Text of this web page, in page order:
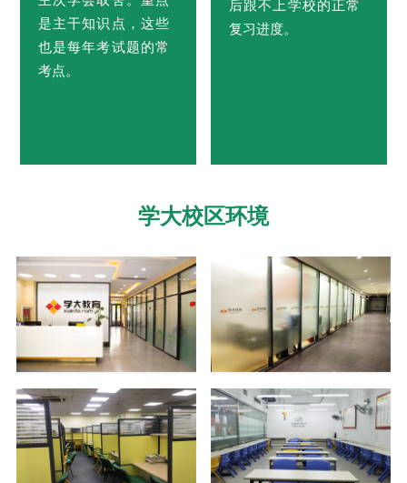
是主干知识点，这些
也是每年考试题的常
考点。
后跟不上学校的正常
复习进度。
学大校区环境